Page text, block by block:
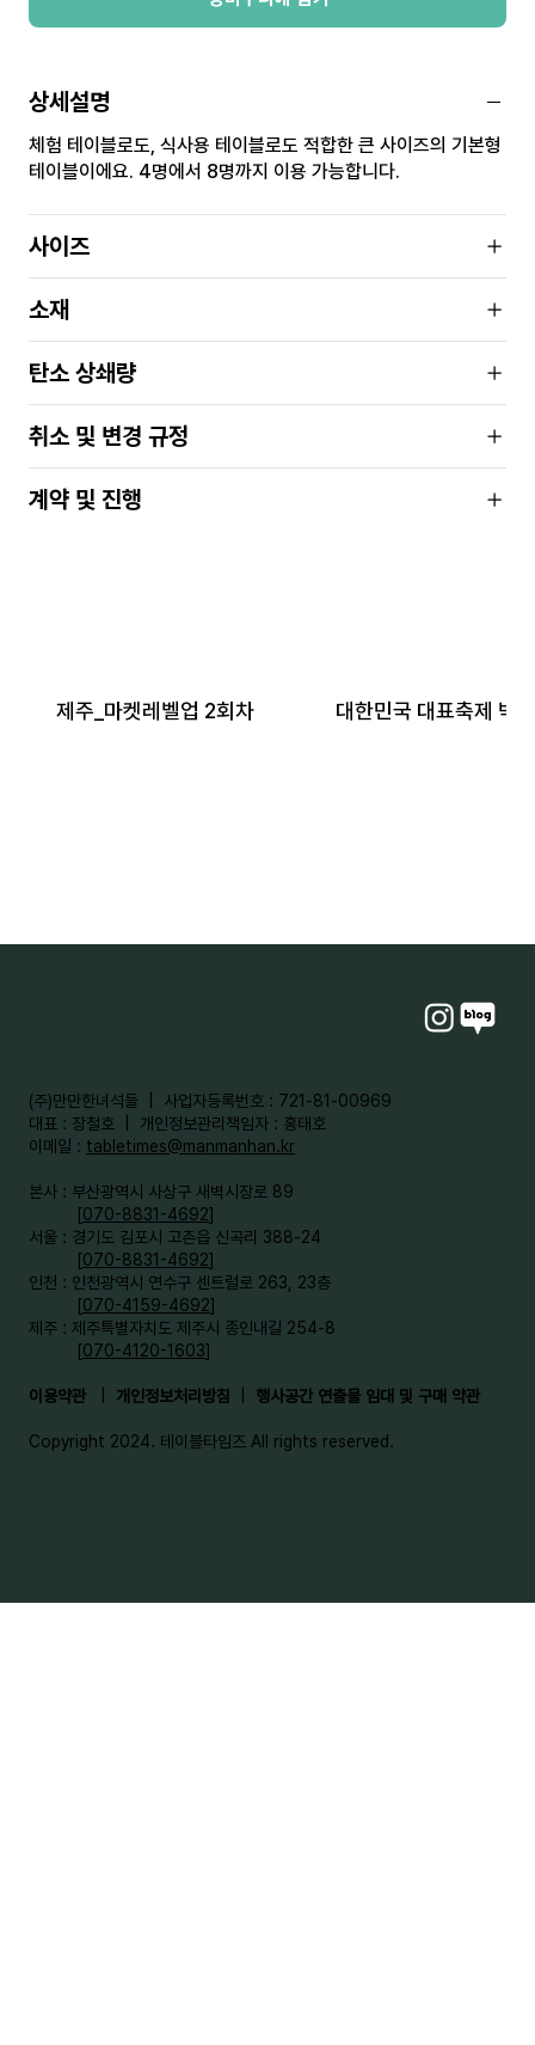
상세설명
체험 테이블로도, 식사용 테이블로도 적합한 큰 사이즈의 기본형
테이블이에요. 4명에서 8명까지 이용 가능합니다.
사이즈
소재
탄소 상쇄량
취소 및 변경 규정
계약 및 진행
제주_마켓레벨업 2회차 대한민국 대표축제 박
​(주)만만한녀석들 | 사업자등록번호 : 721-81-00969
대표 : 장철호 | 개인정보관리책임자 : 홍태호
이메일 : tabletimes@manmanhan.kr
본사 : 부산광역시 사상구 새벽시장로 89
[070-8831-4692]
서울 : 경기도 김포시 고촌읍 신곡리 388-24
[070-8831-4692]
인천 : 인천광역시 연수구 센트럴로 263, 23층
[070-4159-4692]​
제주 : 제주특별자치도 제주시 종인내길 254-8
[070-4120-1603]
이용약관 개인정보처리방침 행사공간 연출물 임대 및 구매 약관
Copyright 2024. 테이블타임즈 All rights reserved.